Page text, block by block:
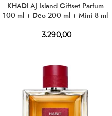
KHADLAJ Island Giftset Parfum
100 ml + Deo 200 ml + Mini 8 ml
3.290,00